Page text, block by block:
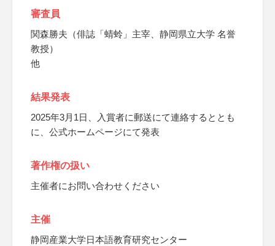
審査員
関森勝夫（俳誌「蜻蛉」主宰、静岡県立大学 名誉
教授）
他
結果発表
2025年3月1日、入賞者に郵送にて連絡するととも
に、公式ホームページにて発表
著作権の扱い
主催者にお問い合わせください
主催
静岡産業大学日本語教育研究センター